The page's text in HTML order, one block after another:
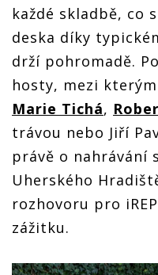
každé skladbě, co
deska díky
drží pohromadě.
hosty, mezi
Marie Tichá,
trávou nebo Jiří
právě o nahrávání
Uherského
rozhovoru pro
zážitku.